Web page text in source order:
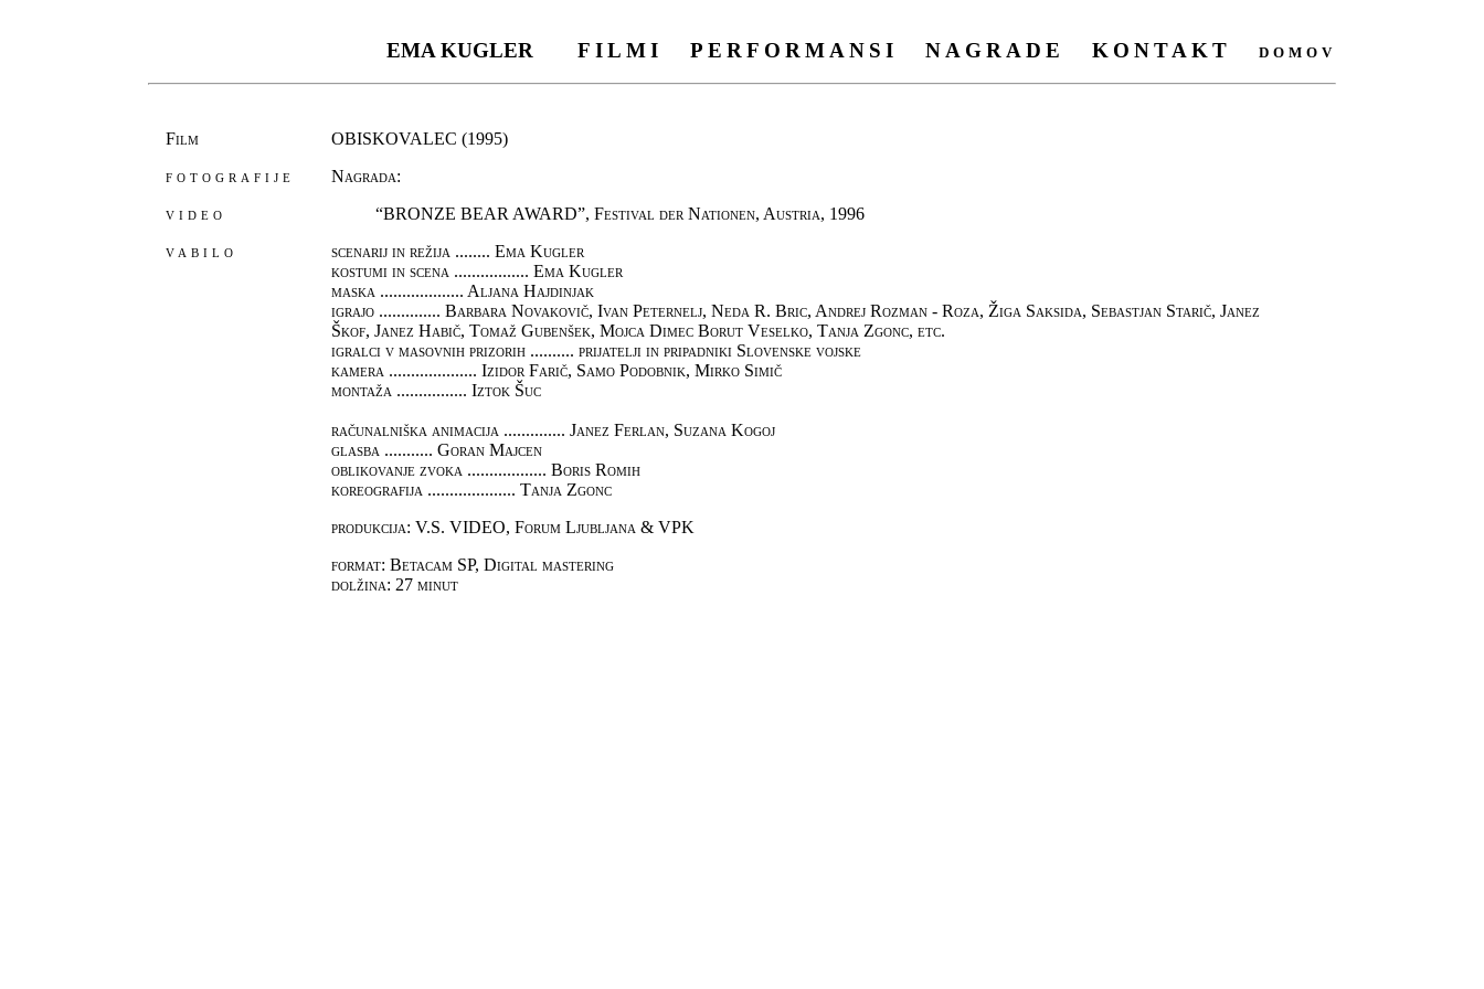
EMA KUGLER FILMI PERFORMANSI NAGRADE KONTAKT domov
Film
fotografije
video
vabilo
OBISKOVALEC (1995)
Nagrada:
“BRONZE BEAR AWARD”, Festival der Nationen, Austria, 1996
scenarij in režija ........ Ema Kugler
kostumi in scena ................. Ema Kugler
maska ................... Aljana Hajdinjak
igrajo .............. Barbara Novakovič, Ivan Peternelj, Neda R. Bric, Andrej Rozman - Roza, Žiga Saksida, Sebastjan Starič, Janez
Škof, Janez Habič, Tomaž Gubenšek, Mojca Dimec Borut Veselko, Tanja Zgonc, etc.
igralci v masovnih prizorih .......... prijatelji in pripadniki Slovenske vojske
kamera .................... Izidor Farič, Samo Podobnik, Mirko Simič
montaža ................ Iztok Šuc
računalniška animacija .............. Janez Ferlan, Suzana Kogoj
glasba ........... Goran Majcen
oblikovanje zvoka .................. Boris Romih
koreografija .................... Tanja Zgonc
produkcija: V.S. VIDEO, Forum Ljubljana & VPK
format: Betacam SP, Digital mastering
dolžina: 27 minut